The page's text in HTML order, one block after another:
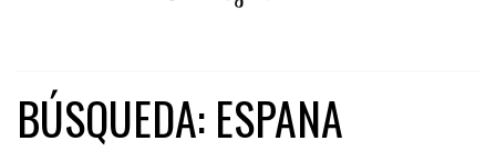
BÚSQUEDA: ESPANA